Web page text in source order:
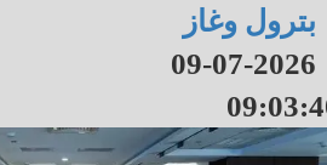
بترول وغاز
2026-07-09